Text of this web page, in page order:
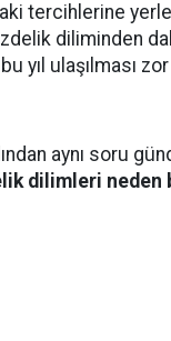
tercihlerine
diliminden
yıl ulaşılması
aynı soru
dilimleri neden